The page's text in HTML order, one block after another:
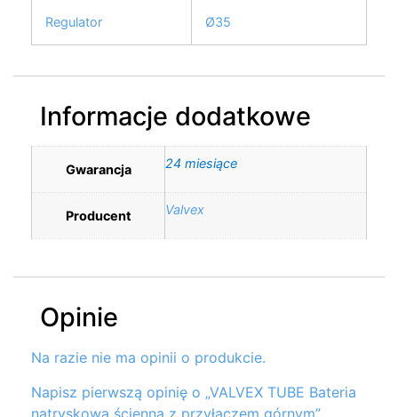
Regulator Ø35
Informacje dodatkowe
Gwarancja 24 miesiące
Producent Valvex
Opinie
Na razie nie ma opinii o produkcie.
Napisz pierwszą opinię o „VALVEX TUBE Bateria
natryskowa ścienna z przyłączem górnym”